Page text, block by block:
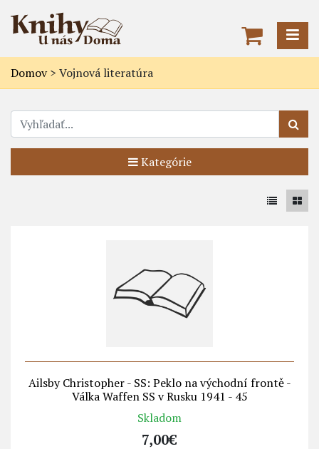
Domov> Vojnová literatúra
Kategórie
Ailsby Christopher - SS: Peklo na východní frontě -
Válka Waffen SS v Rusku 1941 - 45
Skladom
7,00€